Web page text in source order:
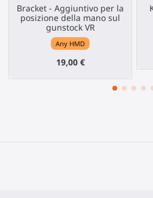
Bracket - Aggiuntivo per la
posizione della mano sul
gunstock VR
Any HMD
19,00 €